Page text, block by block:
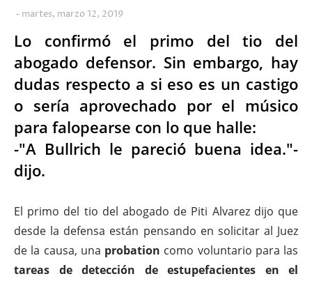
martes, marzo 12, 2019
Lo confirmó el primo del tio del
abogado defensor. Sin embargo, hay
dudas respecto a si eso es un castigo
o sería aprovechado por el músico
para falopearse con lo que halle:
-"A Bullrich le pareció buena idea."-
dijo.
El primo del tio del abogado de Piti Alvarez dijo que
desde la defensa están pensando en solicitar al Juez
de la causa, una probation como voluntario para las
tareas de detección de estupefacientes en el